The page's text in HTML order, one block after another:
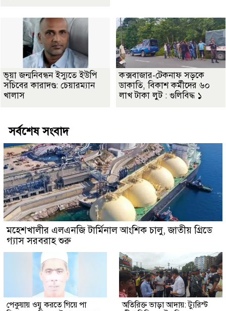
ভূয়া জন্মনিবন্ধন ইস্যুতে ইউপি
সচিবের কারাদণ্ড: চেয়ারম্যান
খালাস
কক্সবাজার-টেকনাফ সড়কে
ডাকাতি, বিকাশ কর্মীদের ৬০
লাখ টাকা লুট : গুলিবিদ্ধ ১
সর্বশেষ সংবাদ
মহেশখালীর এলএনজি টার্মিনাল আংশিক চালু, জাতীয় গ্রিডে
গ্যাস সরবরাহ শুরু
পেকুয়ায় ওযু করতে গিয়ে পা
অতিরিক্ত ভাড়া আদায়: ট্যুরিস্ট